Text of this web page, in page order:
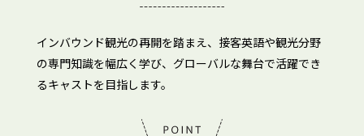
インバウンド観光の再開を踏まえ、接客英語や観光分野
の専門知識を幅広く学び、グローバルな舞台で活躍でき
るキャストを目指します。